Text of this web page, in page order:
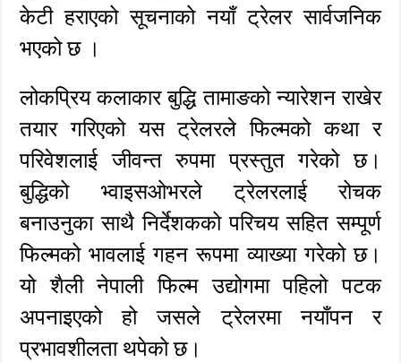
केटी हराएको सूचनाको नयाँ ट्रेलर सार्वजनिक
भएको छ ।
लोकप्रिय कलाकार बुद्धि तामाङको न्यारेशन राखेर
तयार गरिएको यस ट्रेलरले फिल्मको कथा र
परिवेशलाई जीवन्त रुपमा प्रस्तुत गरेको छ।
बुद्धिको भ्वाइसओभरले ट्रेलरलाई रोचक
बनाउनुका साथै निर्देशकको परिचय सहित सम्पूर्ण
फिल्मको भावलाई गहन रूपमा व्याख्या गरेको छ।
यो शैली नेपाली फिल्म उद्योगमा पहिलो पटक
अपनाइएको हो जसले ट्रेलरमा नयाँपन र
प्रभावशीलता थपेको छ।